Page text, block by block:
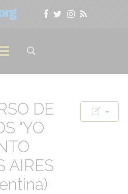
DE
"YO
AIRES